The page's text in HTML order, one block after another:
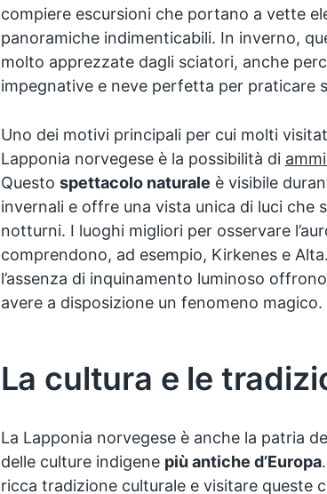
compiere escursioni che portano a vette
panoramiche indimenticabili. In inverno,
molto apprezzate dagli sciatori, anche
impegnative e neve perfetta per praticare
Uno dei motivi principali per cui molti
Lapponia norvegese è la possibilità di
Questo spettacolo naturale è visibile
invernali e offre una vista unica di luci che
notturni. I luoghi migliori per osservare
comprendono, ad esempio, Kirkenes e
l’assenza di inquinamento luminoso
avere a disposizione un fenomeno magico.
La cultura e le
La Lapponia norvegese è anche la patria
delle culture indigene più antiche d’Europa
ricca tradizione culturale e visitare queste